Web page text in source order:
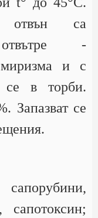
отвън са
-
миризма и с
се в торби.
Запазват се
сапотоксин;